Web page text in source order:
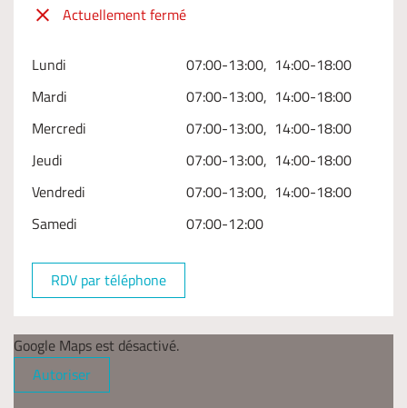
Actuellement fermé
Lundi
07:00-13:00, 14:00-18:00
Mardi
07:00-13:00, 14:00-18:00
Mercredi
07:00-13:00, 14:00-18:00
Jeudi
07:00-13:00, 14:00-18:00
Vendredi
07:00-13:00, 14:00-18:00
Samedi
07:00-12:00
RDV par téléphone
Google Maps est désactivé.
Autoriser